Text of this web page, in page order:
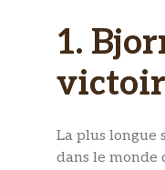
1.
La plus longue
dans le monde